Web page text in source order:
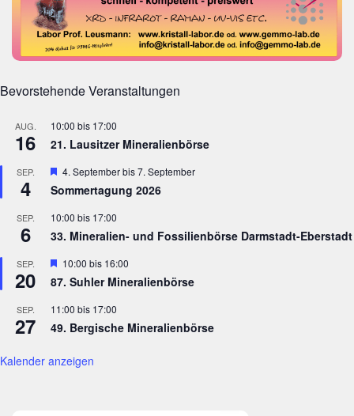
Bevorstehende Veranstaltungen
AUG.
16
10:00 bis 17:00
21. Lausitzer Mineralienbörse
SEP.
4
Hervorgehoben
4. Septemberbis7. September
Sommertagung 2026
SEP.
6
10:00 bis 17:00
33. Mineralien- und Fossilienbörse Darmstadt-Eberstadt
SEP.
20
Hervorgehoben
10:00 bis 16:00
87. Suhler Mineralienbörse
SEP.
27
11:00 bis 17:00
49. Bergische Mineralienbörse
Kalender anzeigen